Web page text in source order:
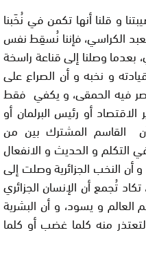
قلنا أنها تكمن في نُخَبنا
الكراسي، فإننا نُسقِط نفس
بعدما وصلنا إلى قناعة راسخة
و نخبه و أن الصراع على
فيه الحمقى، و يكفي فقط
الاقتصاد أو رئيس البرلمان أو
القاسم المشترك بين من
التكلم و الحديث و الانفعال
أن النخب الجزائرية وصلت إلى
تُجمع أن الإنسان الجزائري
العالم و يسود، و أن البشرية
منه كلما غضب أو كلما